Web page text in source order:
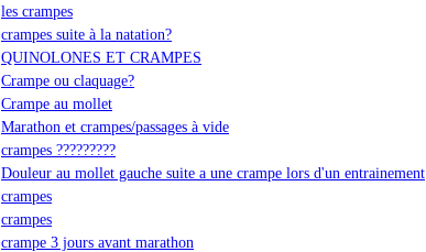
les crampes
crampes suite à la natation?
QUINOLONES ET CRAMPES
Crampe ou claquage?
Crampe au mollet
Marathon et crampes/passages à vide
crampes ?????????
Douleur au mollet gauche suite a une crampe lors d'un entrainement
crampes
crampes
crampe 3 jours avant marathon